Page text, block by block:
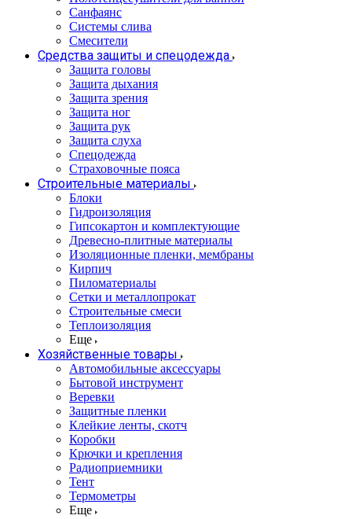
Санфаянс
Системы слива
Смесители
Средства защиты и спецодежда
Защита головы
Защита дыхания
Защита зрения
Защита ног
Защита рук
Защита слуха
Спецодежда
Страховочные пояса
Строительные материалы
Блоки
Гидроизоляция
Гипсокартон и комплектующие
Древесно-плитные материалы
Изоляционные пленки, мембраны
Кирпич
Пиломатериалы
Сетки и металлопрокат
Строительные смеси
Теплоизоляция
Еще
Хозяйственные товары
Автомобильные аксессуары
Бытовой инструмент
Веревки
Защитные пленки
Клейкие ленты, скотч
Коробки
Крючки и крепления
Радиоприемники
Тент
Термометры
Еще